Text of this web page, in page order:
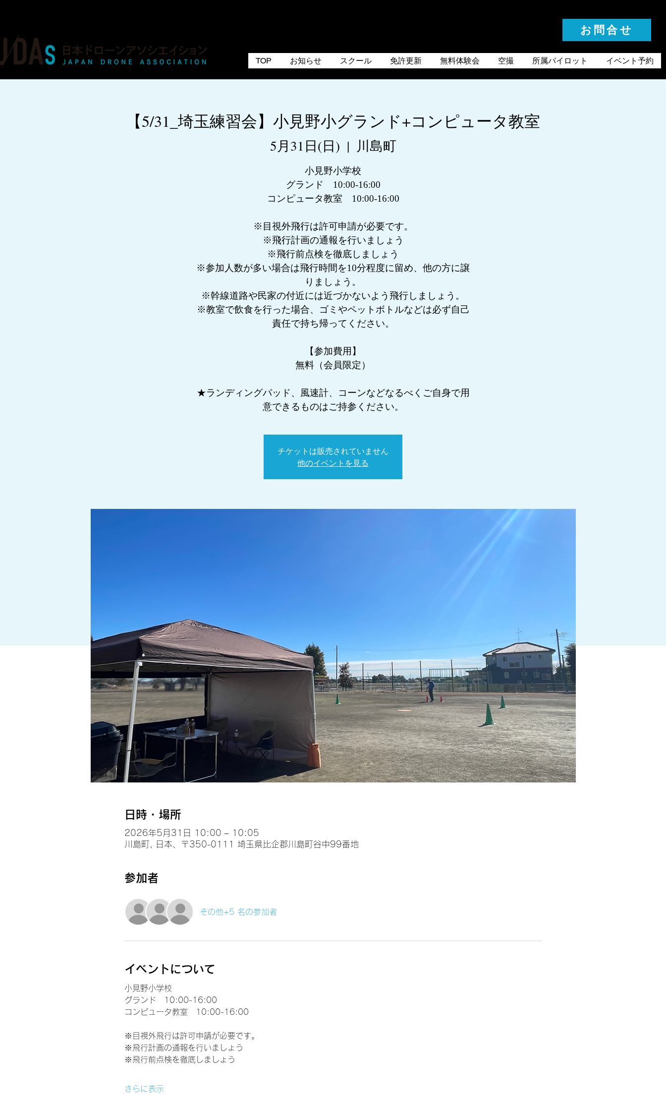
お問合せ
TOP お知らせ スクール 免許更新 無料体験会 空撮 所属パイロット イベント予約
【5/31_埼玉練習会】小見野小グランド+コンピュータ教室
5月31日(日)
  |
川島町
小見野小学校
グランド 10:00-16:00
コンピュータ教室 10:00-16:00
※目視外飛行は許可申請が必要です。
※飛行計画の通報を行いましょう
※飛行前点検を徹底しましょう
※参加人数が多い場合は飛行時間を10分程度に留め、他の方に譲
りましょう。
※幹線道路や民家の付近には近づかないよう飛行しましょう。
※教室で飲食を行った場合、ゴミやペットボトルなどは必ず自己
責任で持ち帰ってください。
【参加費用】
無料（会員限定）
★ランディングパッド、風速計、コーンなどなるべくご自身で用
意できるものはご持参ください。
チケットは販売されていません
他のイベントを見る
日時・場所
2026年5月31日 10:00 – 10:05
川島町, 日本、〒350-0111 埼玉県比企郡川島町谷中99番地
参加者
その他+5 名の参加者
イベントについて
小見野小学校
グランド　10:00-16:00
コンピュータ教室　10:00-16:00
※目視外飛行は許可申請が必要です。
※飛行計画の通報を行いましょう
※飛行前点検を徹底しましょう
さらに表示